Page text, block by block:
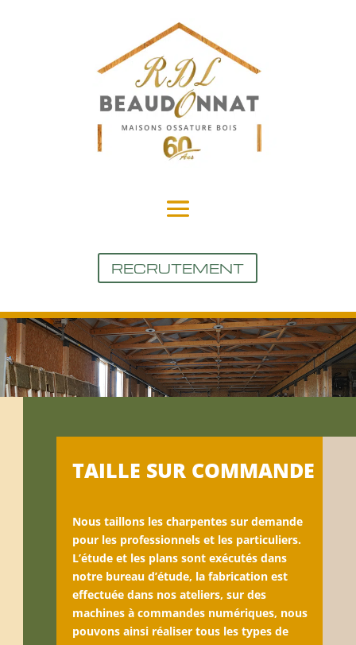
RECRUTEMENT
TAILLE SUR COMMANDE
Nous taillons les charpentes sur demande
pour les professionnels et les particuliers.
L’étude et les plans sont exécutés dans
notre bureau d’étude, la fabrication est
effectuée dans nos ateliers, sur des
machines à commandes numériques, nous
pouvons ainsi réaliser tous les types de